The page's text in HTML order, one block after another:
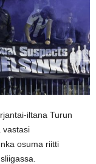
iltana Turun
vastasi
osuma riitti